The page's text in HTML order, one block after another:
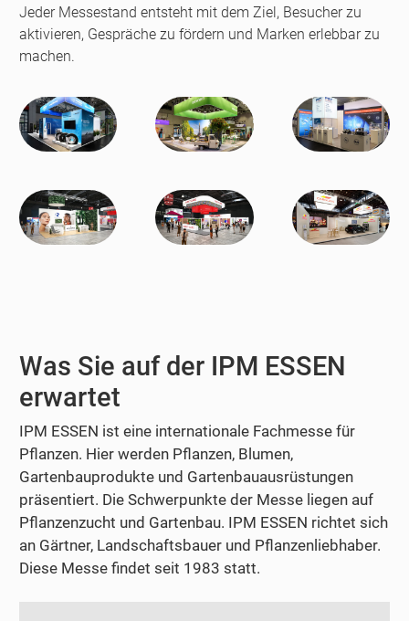
Jeder Messestand entsteht mit dem Ziel, Besucher zu
aktivieren, Gespräche zu fördern und Marken erlebbar zu
machen.
Was Sie auf der IPM ESSEN
erwartet
IPM ESSEN ist eine internationale Fachmesse für
Pflanzen. Hier werden Pflanzen, Blumen,
Gartenbauprodukte und Gartenbauausrüstungen
präsentiert. Die Schwerpunkte der Messe liegen auf
Pflanzenzucht und Gartenbau. IPM ESSEN richtet sich
an Gärtner, Landschaftsbauer und Pflanzenliebhaber.
Diese Messe findet seit 1983 statt.